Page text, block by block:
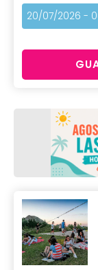
20/07/2026 -